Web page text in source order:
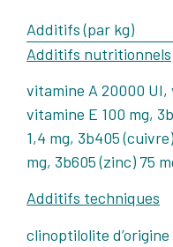
Additifs (par kg)
Additifs nutritionnels
vitamine A 20000 UI,
vitamine E 100 mg,
1,4 mg, 3b405
mg, 3b605 (zinc) 75
Additifs techniques
clinoptilolite